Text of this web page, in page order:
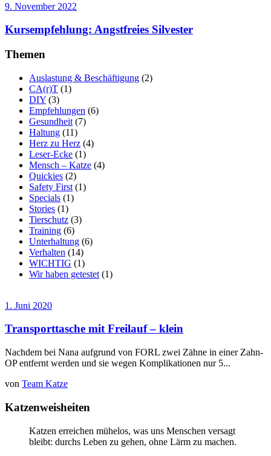
9. November 2022
Kursempfehlung: Angstfreies Silvester
Themen
Auslastung & Beschäftigung (2)
CA(r)T (1)
DIY (3)
Empfehlungen (6)
Gesundheit (7)
Haltung (11)
Herz zu Herz (4)
Leser-Ecke (1)
Mensch – Katze (4)
Quickies (2)
Safety First (1)
Specials (1)
Stories (1)
Tierschutz (3)
Training (6)
Unterhaltung (6)
Verhalten (14)
WICHTIG (1)
Wir haben getestet (1)
1. Juni 2020
Transporttasche mit Freilauf – klein
Nachdem bei Nana aufgrund von FORL zwei Zähne in einer Zahn-
OP entfernt werden und sie wegen Komplikationen nur 5...
von Team Katze
Katzenweisheiten
Katzen erreichen mühelos, was uns Menschen versagt
bleibt: durchs Leben zu gehen, ohne Lärm zu machen.